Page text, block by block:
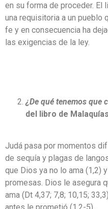
en su forma de proceder. El
una requisitoria a un pueblo
fe y en consecuencia ha
las exigencias de la ley.
¿De qué tenemos que
del libro de Malaquías
Judá pasa por momentos
de sequía y plagas de
que Dios ya no lo ama (1,2)
promesas. Dios le asegura
ama (Dt 4,37; 7,8; 10,15;